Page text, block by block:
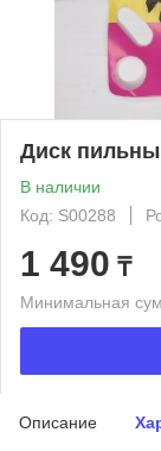
Диск
В наличии
Код: S00288
1 490 ₸
Минимальная
Описание